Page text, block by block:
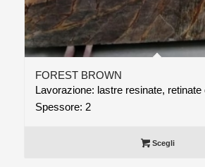
FOREST BROWN
Lavorazione: lastre resinate, retinate
Spessore: 2
Scegli